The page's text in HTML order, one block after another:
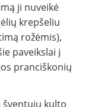
ji nuveikė
krepšeliu
rožėmis),
paveikslai į
pranciškonių
šventųjų kulto